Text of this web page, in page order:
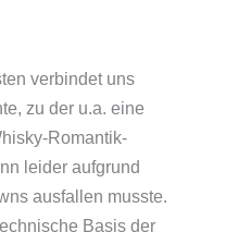
verbindet uns
zu der u.a. eine
Romantik-
leider aufgrund
ausfallen musste.
Basis der